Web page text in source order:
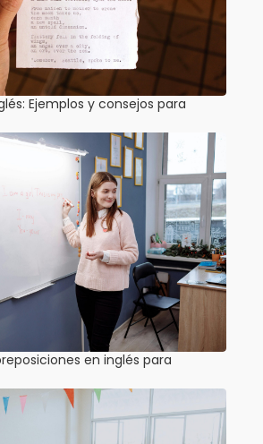
Ejemplos y consejos para
en inglés para